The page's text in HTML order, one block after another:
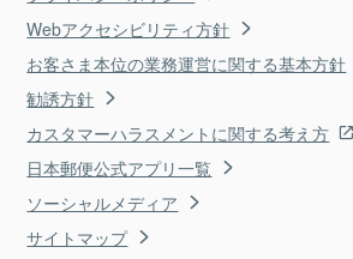
Webアクセシビリティ方針
お客さま本位の業務運営に関する基本方針
勧誘方針
カスタマーハラスメントに関する考え方
日本郵便公式アプリ一覧
ソーシャルメディア
サイトマップ